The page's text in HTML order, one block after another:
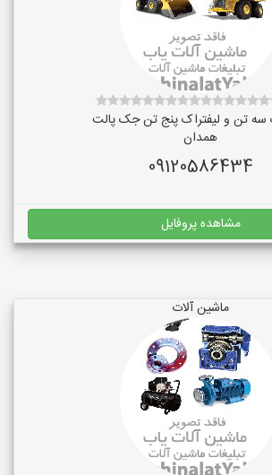
سه تن و لیفتراک پنج تن جک پالت
همدان
09120586434
مشاهده پروفایل
ماشین آلات